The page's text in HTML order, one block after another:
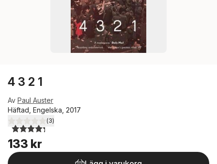
4 3 2 1
Av Paul Auster
Häftad, Engelska, 2017
4,3utav 5 stjärnor. Totalt antal röster:
(3)
133 kr